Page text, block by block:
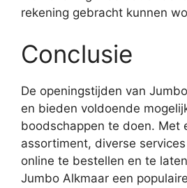
rekening gebracht kunnen
Conclusie
De openingstijden van
en bieden voldoende
boodschappen te doen. Met
assortiment, diverse
online te bestellen en te
Jumbo Alkmaar een